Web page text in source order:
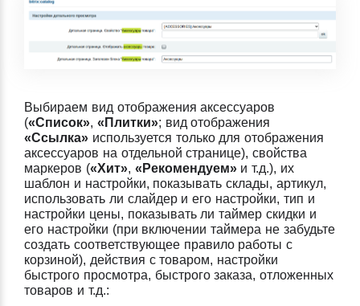
Выбираем вид отображения аксессуаров
(«Список», «Плитки»; вид отображения
«Ссылка» используется только для отображения
аксессуаров на отдельной странице), свойства
маркеров («Хит», «Рекомендуем» и т.д.), их
шаблон и настройки, показывать склады, артикул,
использовать ли слайдер и его настройки, тип и
настройки цены, показывать ли таймер скидки и
его настройки (при включении таймера не забудьте
создать соответствующее правило работы с
корзиной), действия с товаром, настройки
быстрого просмотра, быстрого заказа, отложенных
товаров и т.д.: